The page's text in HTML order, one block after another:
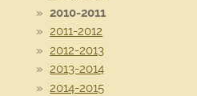
2010-2011
2011-2012
2012-2013
2013-2014
2014-2015